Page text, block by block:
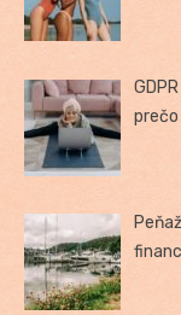
prečo